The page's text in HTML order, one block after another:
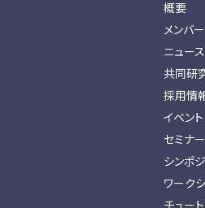
概要
メンバー
ニュース
共同研
採用情
イベント
セミナー
シンポ
ワーク